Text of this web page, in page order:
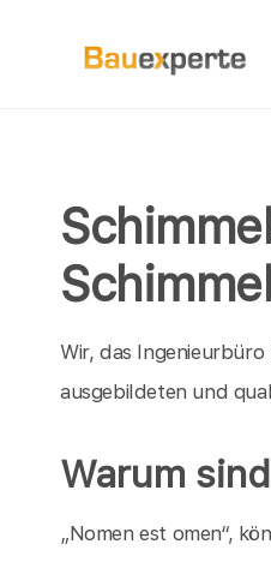
Wir, das Ingenieurbüro
ausgebildeten und
Warum
„Nomen est omen“,